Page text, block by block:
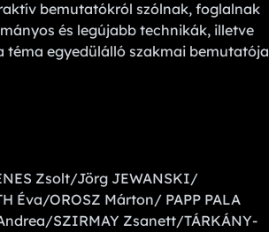
bemutatókról szólnak, foglalnak
és legújabb technikák, illetve
téma egyedülálló szakmai bemutatója
Zsolt/Jörg JEWANSKI/
Éva/OROSZ Márton/ PAPP PALA
SZIRMAY Zsanett/TÁRKÁNY-